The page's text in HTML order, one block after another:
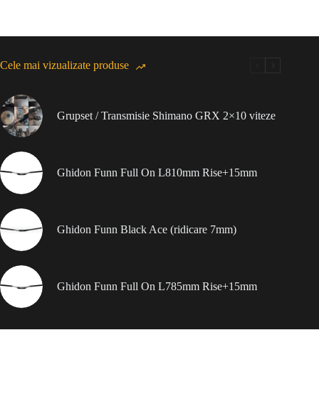
Cele mai vizualizate produse
Grupset / Transmisie Shimano GRX 2×10 viteze
Ghidon Funn Full On L810mm Rise+15mm
Ghidon Funn Black Ace (ridicare 7mm)
Ghidon Funn Full On L785mm Rise+15mm